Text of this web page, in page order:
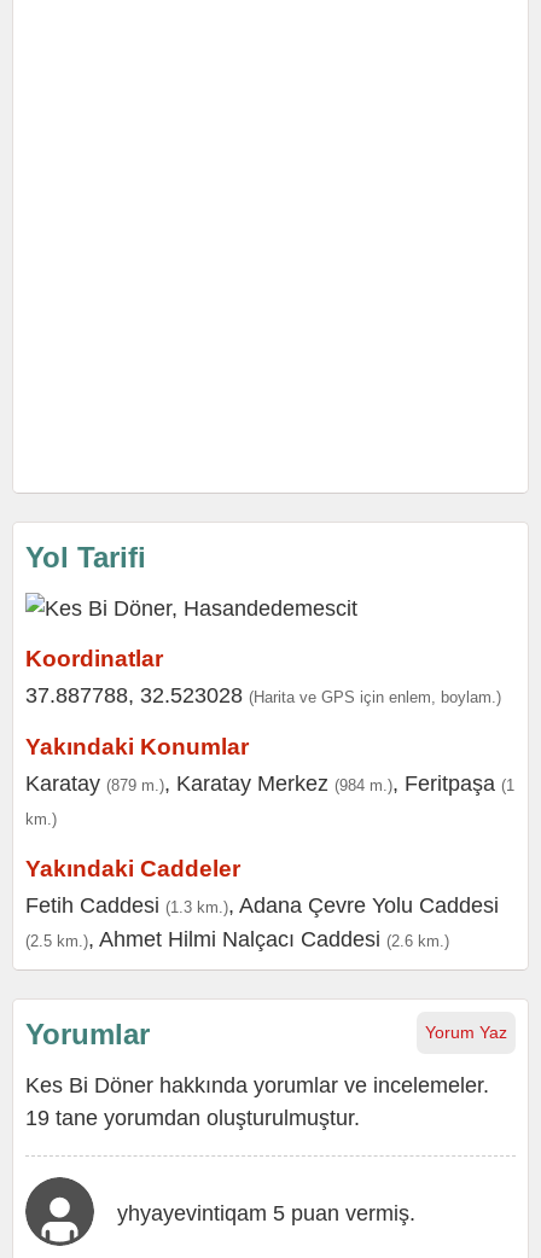
Yol Tarifi
Koordinatlar
37.887788, 32.523028 (Harita ve GPS için enlem, boylam.)
Yakındaki Konumlar
Karatay (879 m.), Karatay Merkez (984 m.), Feritpaşa (1
km.)
Yakındaki Caddeler
Fetih Caddesi (1.3 km.), Adana Çevre Yolu Caddesi
(2.5 km.), Ahmet Hilmi Nalçacı Caddesi (2.6 km.)
Yorum Yaz
Yorumlar
Kes Bi Döner hakkında yorumlar ve incelemeler.
19 tane yorumdan oluşturulmuştur.
yhyayevintiqam 5 puan vermiş.